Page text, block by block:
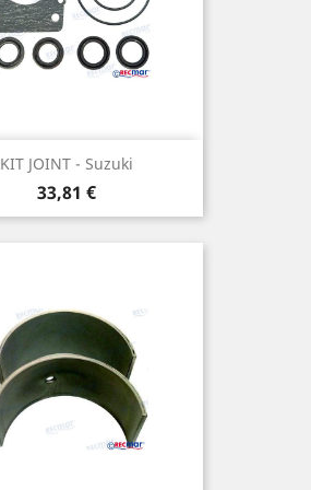
KIT JOINT - Suzuki
Prix
33,81 €